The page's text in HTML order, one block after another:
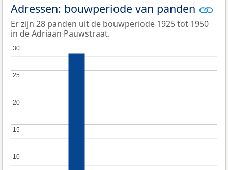
Adressen: bouwperiode van panden
Er zijn 28 panden uit de bouwperiode 1925 tot 1950
in de Adriaan Pauwstraat.
10
10
15
15
20
20
25
25
30
30